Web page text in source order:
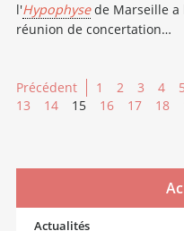
l'Hypophysede Marseille a
réunion de concertation…
Précédent 1 2 3 4 5
13
14 15 16 17 18
Actualités